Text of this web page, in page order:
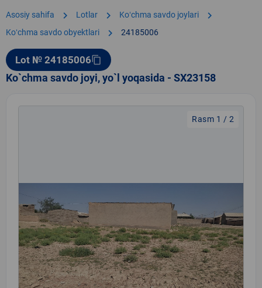
Asosiy sahifa chevron_right Lotlar chevron_right Koʻchma savdo joylari chevron_right
Koʻchma savdo obyektlari chevron_right 24185006
Lot № 24185006content_copy
Ko`chma savdo joyi, yo`l yoqasida - SX23158
Rasm 1 / 2